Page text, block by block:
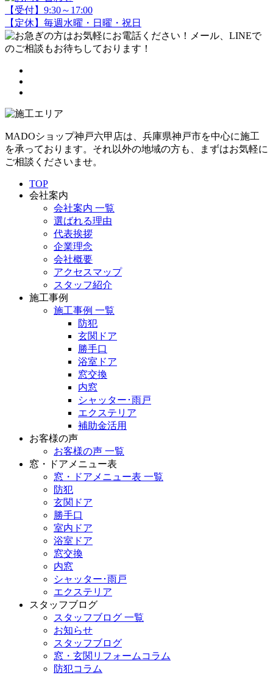
【受付】9:30～17:00
【定休】毎週水曜・日曜・祝日
MADOショップ神戸六甲店は、兵庫県神戸市を中心に施工
を承っております。それ以外の地域の方も、まずはお気軽に
ご相談くださいませ。
TOP
会社案内
会社案内 一覧
選ばれる理由
代表挨拶
企業理念
会社概要
アクセスマップ
スタッフ紹介
施工事例
施工事例 一覧
防犯
玄関ドア
勝手口
浴室ドア
窓交換
内窓
シャッター･雨戸
エクステリア
補助金活用
お客様の声
お客様の声 一覧
窓・ドアメニュー表
窓・ドアメニュー表 一覧
防犯
玄関ドア
勝手口
室内ドア
浴室ドア
窓交換
内窓
シャッター･雨戸
エクステリア
スタッフブログ
スタッフブログ 一覧
お知らせ
スタッフブログ
窓・玄関リフォームコラム
防犯コラム